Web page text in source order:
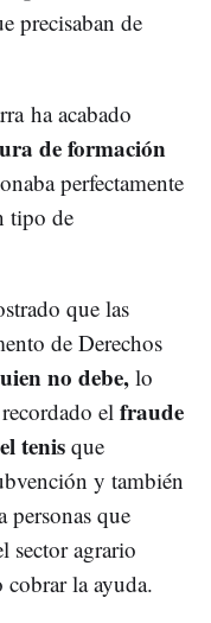
precisaban de
ha acabado
de formación
perfectamente
tipo de
que las
de Derechos
no debe, lo
el fraude
tenis que
y también
que
sector agrario
cobrar la ayuda.